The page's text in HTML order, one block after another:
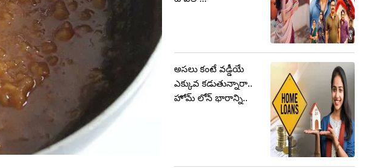
అసలు కంటే వడ్డీయే
ఎక్కువ కడుతున్నారా..
హోమ్ లోన్ భారాన్ని..